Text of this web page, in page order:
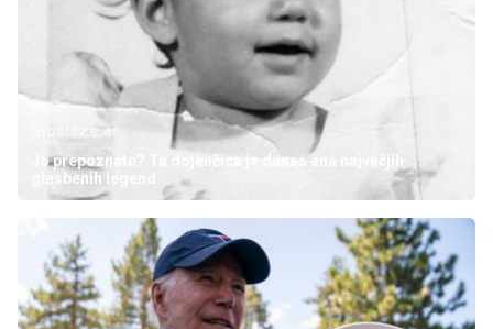
Bibaleze.si
Jo prepoznate? Ta dojenčica je danes ena največjih
glasbenih legend